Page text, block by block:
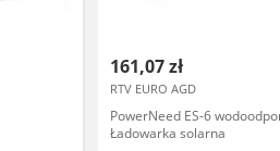
161,07 zł
RTV EURO AGD
PowerNeed ES-6
Ładowarka solarna